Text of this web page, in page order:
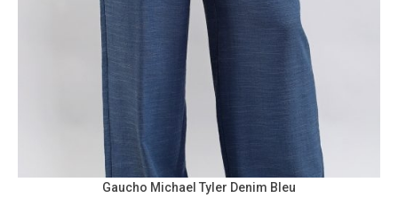
Gaucho Michael Tyler Denim Bleu